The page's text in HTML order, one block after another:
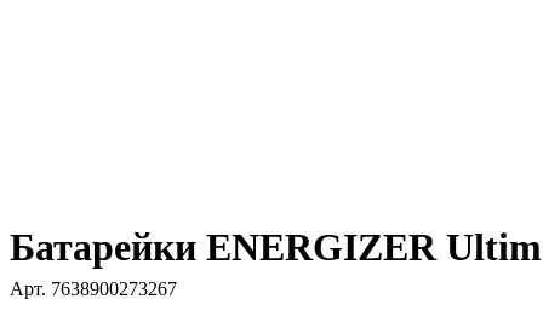
Батарейки ENERGIZER
Арт. 7638900273267